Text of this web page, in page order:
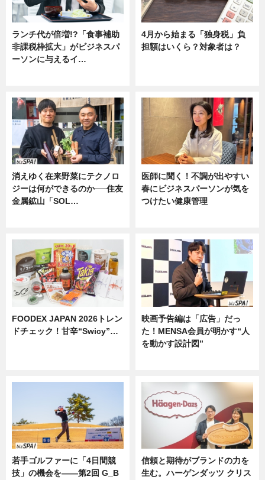
ランチ代が倍増!?「食事補助
非課税枠拡大」がビジネスパ
ーソンに与えるイ…
4月から始まる「独身税」負
担額はいくら？対象者は？
消えゆく在来野菜にテクノロ
ジーは何ができるのか──住友
金属鉱山「SOL…
医師に聞く！不調が出やすい
春にビジネスパーソンが気を
つけたい健康管理
FOODEX JAPAN 2026トレン
ドチェック！甘辛“Swicy”…
映画予告編は「広告」だっ
た！MENSA会員が明かす“人
を動かす設計図”
若手ゴルファーに「4日間競
技」の機会を——第2回 G_B
信頼と期待がブランドの力を
生む。ハーゲンダッツ クリス